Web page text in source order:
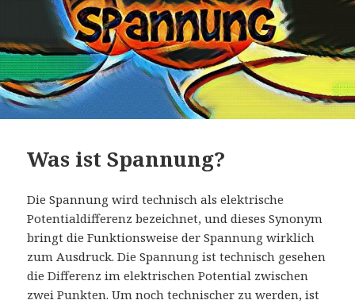
Was ist Spannung?
Die Spannung wird technisch als elektrische
Potentialdifferenz bezeichnet, und dieses Synonym
bringt die Funktionsweise der Spannung wirklich
zum Ausdruck. Die Spannung ist technisch gesehen
die Differenz im elektrischen Potential zwischen
zwei Punkten. Um noch technischer zu werden, ist